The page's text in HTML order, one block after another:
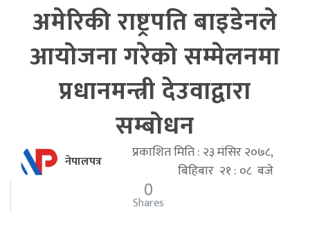
अमेरिकी राष्ट्रपति बाइडेनले
आयोजना गरेको सम्मेलनमा
प्रधानमन्त्री देउवाद्वारा
सम्बोधन
नेपालपत्र
प्रकाशित मिति : २३ मंसिर २०७८,
बिहिबार २१ : ०८ बजे
0
Shares